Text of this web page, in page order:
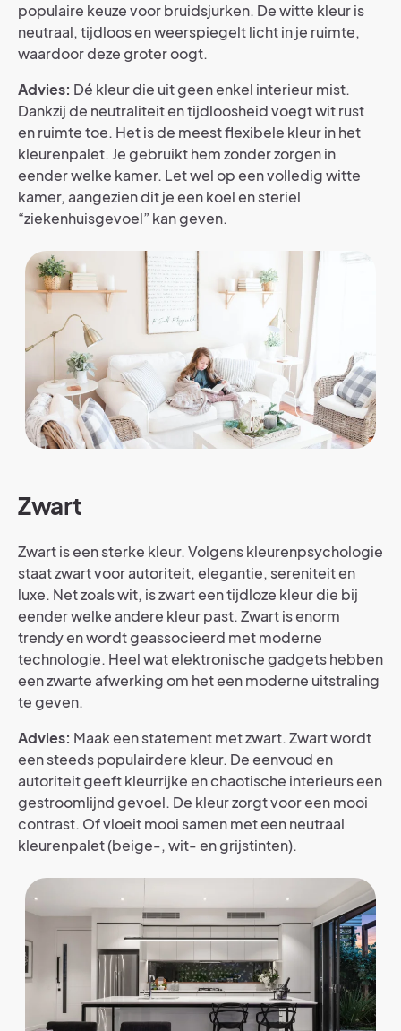
populaire keuze voor bruidsjurken. De witte kleur is
neutraal, tijdloos en weerspiegelt licht in je ruimte,
waardoor deze groter oogt.
Advies: Dé kleur die uit geen enkel interieur mist.
Dankzij de neutraliteit en tijdloosheid voegt wit rust
en ruimte toe. Het is de meest flexibele kleur in het
kleurenpalet. Je gebruikt hem zonder zorgen in
eender welke kamer. Let wel op een volledig witte
kamer, aangezien dit je een koel en steriel
“ziekenhuisgevoel” kan geven.
Zwart
Zwart is een sterke kleur. Volgens kleurenpsychologie
staat zwart voor autoriteit, elegantie, sereniteit en
luxe. Net zoals wit, is zwart een tijdloze kleur die bij
eender welke andere kleur past. Zwart is enorm
trendy en wordt geassocieerd met moderne
technologie. Heel wat elektronische gadgets hebben
een zwarte afwerking om het een moderne uitstraling
te geven.
Advies: Maak een statement met zwart. Zwart wordt
een steeds populairdere kleur. De eenvoud en
autoriteit geeft kleurrijke en chaotische interieurs een
gestroomlijnd gevoel. De kleur zorgt voor een mooi
contrast. Of vloeit mooi samen met een neutraal
kleurenpalet (beige-, wit- en grijstinten).